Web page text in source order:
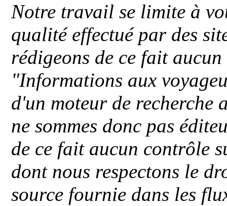
Notre travail se limite à
qualité effectué par des
rédigeons de ce fait
"Informations aux
d'un moteur de recherche
ne sommes donc pas
de ce fait aucun contrôle
dont nous respectons le
source fournie dans les